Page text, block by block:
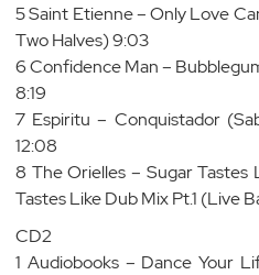
5 Saint Etienne – Only Love
Two Halves) 9:03
6 Confidence Man –
8:19
7 Espiritu – Conquistador
12:08
8 The Orielles – Sugar Tastes
Tastes Like Dub Mix Pt.1 (Live
CD2
1 Audiobooks – Dance Your